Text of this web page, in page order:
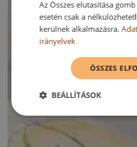
Az Összes elutasítása
esetén csak a
kerülnek alkalmazásra.
irányelvek
ÖSSZES
BEÁLLÍTÁSOK